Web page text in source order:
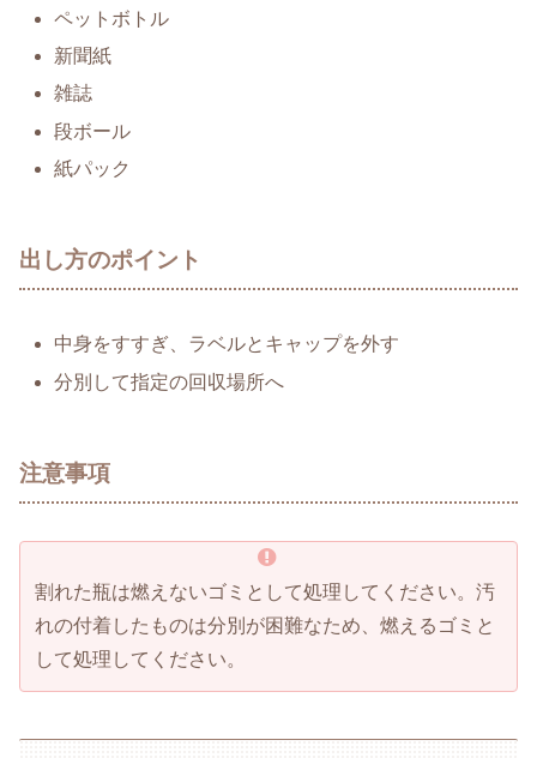
ペットボトル
新聞紙
雑誌
段ボール
紙パック
出し方のポイント
中身をすすぎ、ラベルとキャップを外す
分別して指定の回収場所へ
注意事項
割れた瓶は燃えないゴミとして処理してください。汚
れの付着したものは分別が困難なため、燃えるゴミと
して処理してください。